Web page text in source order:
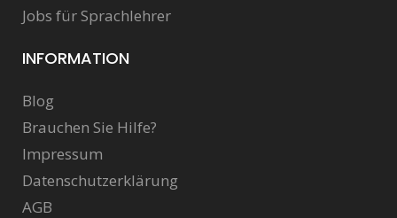
Jobs für Sprachlehrer
INFORMATION
Blog
Brauchen Sie Hilfe?
Impressum
Datenschutzerklärung
AGB